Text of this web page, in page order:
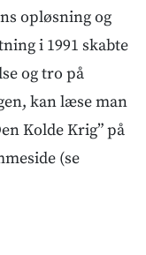
opløsning og
i 1991 skabte
og tro på
kan læse man
Kolde Krig” på
(se